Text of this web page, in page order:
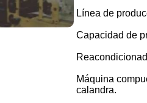
Línea de
Capacidad de
Máquina
calandra.